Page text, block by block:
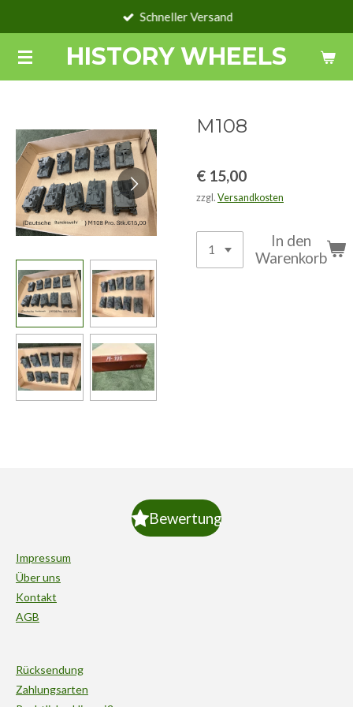
springen
HISTORY WHEELS
Schneller Versand
M108
€ 15,00
zzgl. Versandkosten
In den
Warenkorb
Bewertung
Impressum
Über uns
Kontakt
AGB
Rücksendung
Zahlungsarten